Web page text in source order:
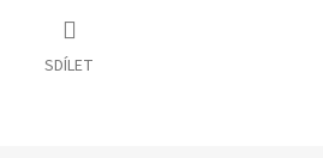
SDÍLET